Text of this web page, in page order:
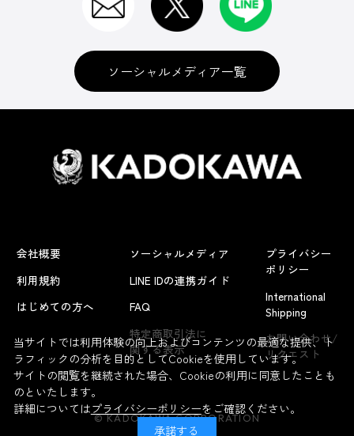
ソーシャルメディア一覧
会社概要
利用規約
はじめての方へ
ソーシャルメディア
LINE IDの連携ガイド
FAQ
特定商取引法に
関する表示
プライバシー
ポリシー
International
Shipping
お問い合わせ/
リクエスト
© KADOKAWA CORPORATION
当サイトでは利用体験の向上およびコンテンツの最適な提供、ト
ラフィックの分析を目的としてCookieを使用しています。
サイトの閲覧を継続された場合、Cookieの利用に同意したことも
のといたします。
詳細についてはプライバシーポリシーをご確認ください。
承諾する